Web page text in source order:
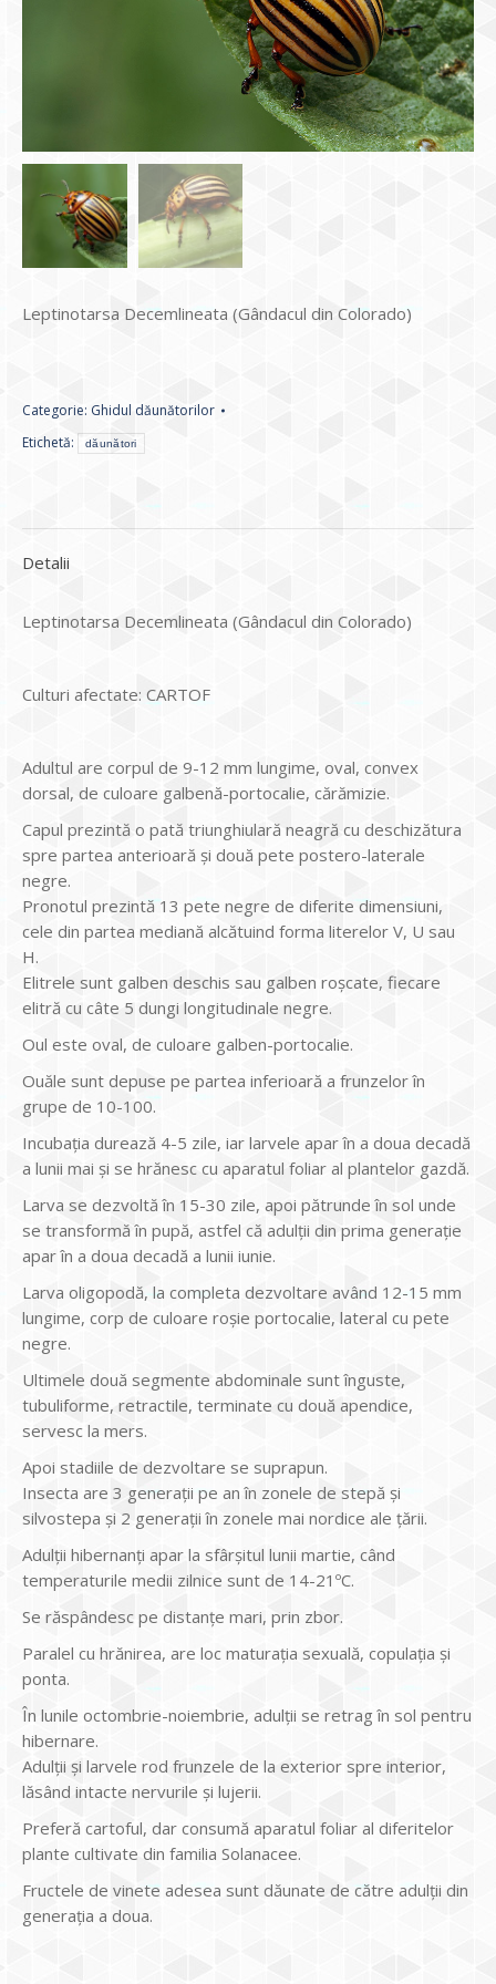
Leptinotarsa Decemlineata (Gândacul din Colorado)
Categorie: Ghidul dăunătorilor
Etichetă:
dăunători
Detalii
Leptinotarsa Decemlineata (Gândacul din Colorado)
Culturi afectate: CARTOF
Adultul are corpul de 9-12 mm lungime, oval, convex
dorsal, de culoare galbenă-portocalie, cărămizie.
Capul prezintă o pată triunghiulară neagră cu deschizătura
spre partea anterioară şi două pete postero-laterale
negre.
Pronotul prezintă 13 pete negre de diferite dimensiuni,
cele din partea mediană alcătuind forma literelor V, U sau
H.
Elitrele sunt galben deschis sau galben roşcate, fiecare
elitră cu câte 5 dungi longitudinale negre.
Oul este oval, de culoare galben-portocalie.
Ouăle sunt depuse pe partea inferioară a frunzelor în
grupe de 10-100.
Incubaţia durează 4-5 zile, iar larvele apar în a doua decadă
a lunii mai şi se hrănesc cu aparatul foliar al plantelor gazdă.
Larva se dezvoltă în 15-30 zile, apoi pătrunde în sol unde
se transformă în pupă, astfel că adulţii din prima generaţie
apar în a doua decadă a lunii iunie.
Larva oligopodă, la completa dezvoltare având 12-15 mm
lungime, corp de culoare roşie portocalie, lateral cu pete
negre.
Ultimele două segmente abdominale sunt înguste,
tubuliforme, retractile, terminate cu două apendice,
servesc la mers.
Apoi stadiile de dezvoltare se suprapun.
Insecta are 3 generaţii pe an în zonele de stepă şi
silvostepa şi 2 generaţii în zonele mai nordice ale ţării.
Adulţii hibernanţi apar la sfârşitul lunii martie, când
temperaturile medii zilnice sunt de 14-21ºC.
Se răspândesc pe distanţe mari, prin zbor.
Paralel cu hrănirea, are loc maturaţia sexuală, copulaţia şi
ponta.
În lunile octombrie-noiembrie, adulţii se retrag în sol pentru
hibernare.
Adulţii şi larvele rod frunzele de la exterior spre interior,
lăsând intacte nervurile şi lujerii.
Preferă cartoful, dar consumă aparatul foliar al diferitelor
plante cultivate din familia Solanacee.
Fructele de vinete adesea sunt dăunate de către adulţii din
generaţia a doua.